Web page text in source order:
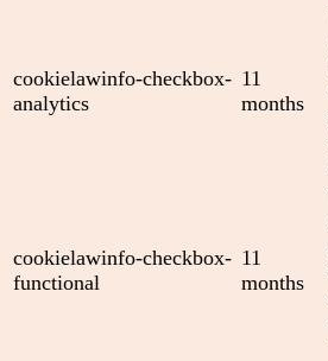
cookielawinfo-checkbox-
analytics
11
months
cookielawinfo-checkbox-
functional
11
months